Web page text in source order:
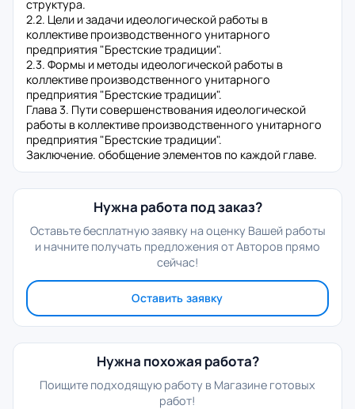
структура.
2.2. Цели и задачи идеологической работы в
коллективе производственного унитарного
предприятия "Брестские традиции".
2.3. Формы и методы идеологической работы в
коллективе производственного унитарного
предприятия "Брестские традиции".
Глава 3. Пути совершенствования идеологической
работы в коллективе производственного унитарного
предприятия "Брестские традиции".
Заключение. обобщение элементов по каждой главе.
Нужна работа под заказ?
Оставьте бесплатную заявку на оценку Вашей работы
и начните получать предложения от Авторов прямо
сейчас!
Оставить заявку
Нужна похожая работа?
Поищите подходящую работу в Магазине готовых
работ!